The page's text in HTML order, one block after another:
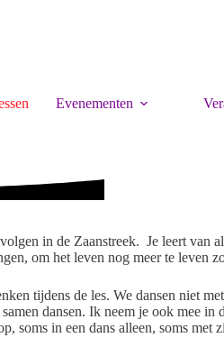
Evenementen
volgen in de Zaanstreek. Je leert van
om het leven nog meer te leven
tijdens de les. We dansen niet
dansen. Ik neem je ook mee
soms in een dans alleen, soms met